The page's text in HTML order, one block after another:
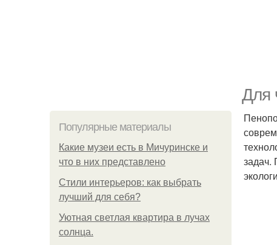
Для
Популярные материалы
Какие музеи есть в Мичуринске и
что в них представлено
Стили интерьеров: как выбрать
лучший для себя?
Уютная светлая квартира в лучах
солнца.
задач.